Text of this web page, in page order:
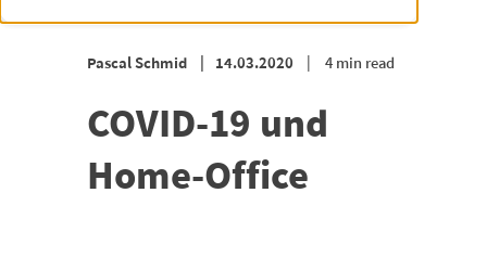
Pascal Schmid 14.03.2020 4 min read
COVID-19 und
Home-Office